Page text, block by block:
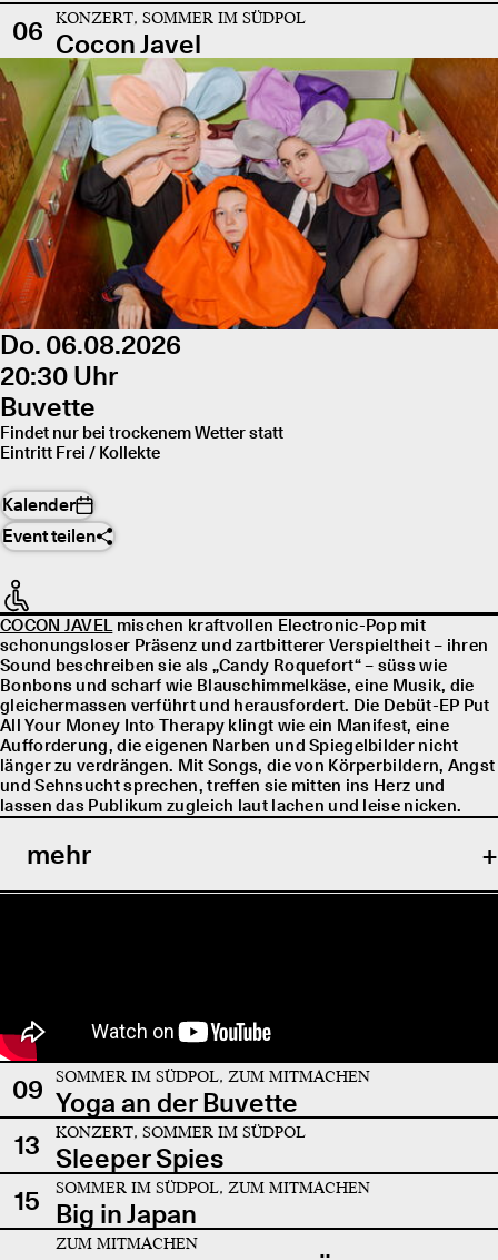
06 KONZERT, SOMMER IM SÜDPOL
Cocon Javel
Do. 06.08.2026
20:30 Uhr
Buvette
Findet nur bei trockenem Wetter statt
Eintritt Frei / Kollekte
Kalender
Event teilen
COCON JAVELmischen kraftvollen Electronic-Pop mit
schonungsloser Präsenz und zartbitterer Verspieltheit – ihren
Sound beschreiben sie als „Candy Roquefort“ – süss wie
Bonbons und scharf wie Blauschimmelkäse, eine Musik, die
gleichermassen verführt und herausfordert. Die Debüt-EP Put
All Your Money Into Therapy klingt wie ein Manifest, eine
Aufforderung, die eigenen Narben und Spiegelbilder nicht
länger zu verdrängen. Mit Songs, die von Körperbildern, Angst
und Sehnsucht sprechen, treffen sie mitten ins Herz und
lassen das Publikum zugleich laut lachen und leise nicken.
mehr
09 SOMMER IM SÜDPOL, ZUM MITMACHEN
Yoga an der Buvette
13
KONZERT, SOMMER IM SÜDPOL
Sleeper Spies
15
SOMMER IM SÜDPOL, ZUM MITMACHEN
Big in Japan
ZUM MITMACHEN